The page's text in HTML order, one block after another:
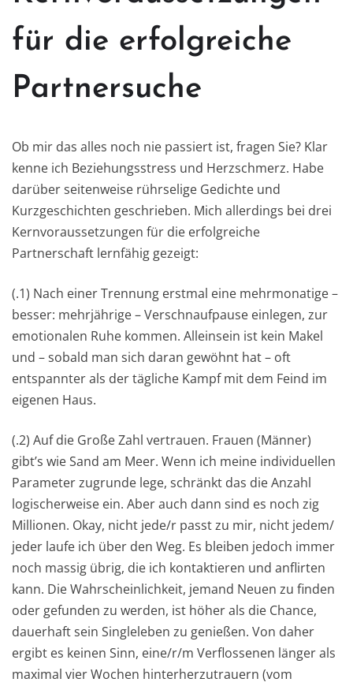
für die erfolgreiche
Partnersuche
Ob mir das alles noch nie passiert ist, fragen Sie? Klar
kenne ich Beziehungsstress und Herzschmerz. Habe
darüber seitenweise rührselige Gedichte und
Kurzgeschichten geschrieben. Mich allerdings bei drei
Kernvoraussetzungen für die erfolgreiche
Partnerschaft lernfähig gezeigt:
(.1) Nach einer Trennung erstmal eine mehrmonatige –
besser: mehrjährige – Verschnaufpause einlegen, zur
emotionalen Ruhe kommen. Alleinsein ist kein Makel
und – sobald man sich daran gewöhnt hat – oft
entspannter als der tägliche Kampf mit dem Feind im
eigenen Haus.
(.2) Auf die Große Zahl vertrauen. Frauen (Männer)
gibt’s wie Sand am Meer. Wenn ich meine individuellen
Parameter zugrunde lege, schränkt das die Anzahl
logischerweise ein. Aber auch dann sind es noch zig
Millionen. Okay, nicht jede/r passt zu mir, nicht jedem/
jeder laufe ich über den Weg. Es bleiben jedoch immer
noch massig übrig, die ich kontaktieren und anflirten
kann. Die Wahrscheinlichkeit, jemand Neuen zu finden
oder gefunden zu werden, ist höher als die Chance,
dauerhaft sein Singleleben zu genießen. Von daher
ergibt es keinen Sinn, eine/r/m Verflossenen länger als
maximal vier Wochen hinterherzutrauern (vom